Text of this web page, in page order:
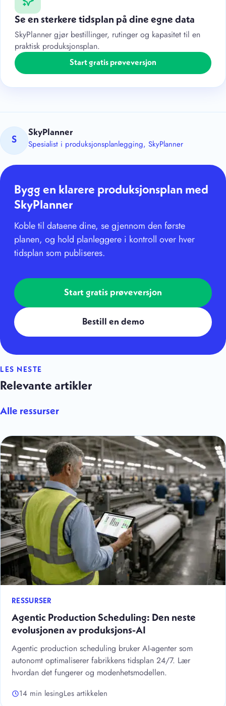
Se en sterkere tidsplan på dine egne data
SkyPlanner gjør bestillinger, rutinger og kapasitet til en
praktisk produksjonsplan.
Start gratis prøveversjon
S
SkyPlanner
Spesialist i produksjonsplanlegging, SkyPlanner
Bygg en klarere produksjonsplan med
SkyPlanner
Koble til dataene dine, se gjennom den første
planen, og hold planleggere i kontroll over hver
tidsplan som publiseres.
Start gratis prøveversjon
Bestill en demo
LES NESTE
Relevante artikler
Alle ressurser
RESSURSER
Agentic Production Scheduling: Den neste
evolusjonen av produksjons-AI
Agentic production scheduling bruker AI-agenter som
autonomt optimaliserer fabrikkens tidsplan 24/7. Lær
hvordan det fungerer og modenhetsmodellen.
14 min lesingLes artikkelen